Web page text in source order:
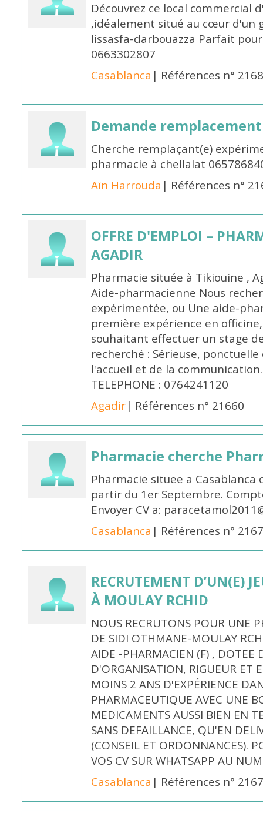
Découvrez ce local commercial
,idéalement situé au cœur d'un
lissasfa-darbouazza Parfait
0663302807
Casablanca | Références n°
Demande remplacement
Cherche remplaçant(e)
pharmacie à chellalat
Aïn Harrouda | Références n°
OFFRE D'EMPLOI –
AGADIR
Pharmacie située à Tikiouine ,
Aide-pharmacienne Nous
expérimentée, ou Une aide-
première expérience en
souhaitant effectuer un stage
recherché : Sérieuse,
l'accueil et de la
TELEPHONE : 0764241120
Agadir| Références n° 21660
Pharmacie cherche
Pharmacie situee a
partir du 1er Septembre.
Envoyer CV a:
Casablanca | Références n°
RECRUTEMENT D’UN(E)
À MOULAY RCHID
NOUS RECRUTONS POUR UNE
DE SIDI OTHMANE-MOULAY
AIDE -PHARMACIEN (F) , DOTEE
D'ORGANISATION, RIGUEUR ET
MOINS 2 ANS D'EXPÉRIENCE
PHARMACEUTIQUE AVEC UNE
MEDICAMENTS AUSSI BIEN EN
SANS DEFAILLANCE, QU'EN
(CONSEIL ET ORDONNANCES).
VOS CV SUR WHATSAPP AU
Casablanca | Références n°